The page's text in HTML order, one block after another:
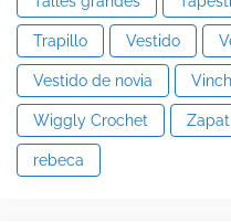
Trapillo Vestido
Vestido de novia
Wiggly Crochet
rebeca